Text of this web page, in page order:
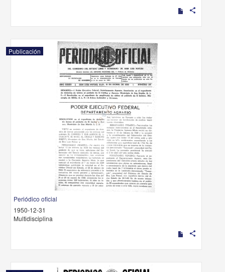
share
Publicación
Periódico oficial
1950-12-31
Multidisciplina
share